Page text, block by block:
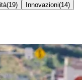
(19) Innovazioni(14)